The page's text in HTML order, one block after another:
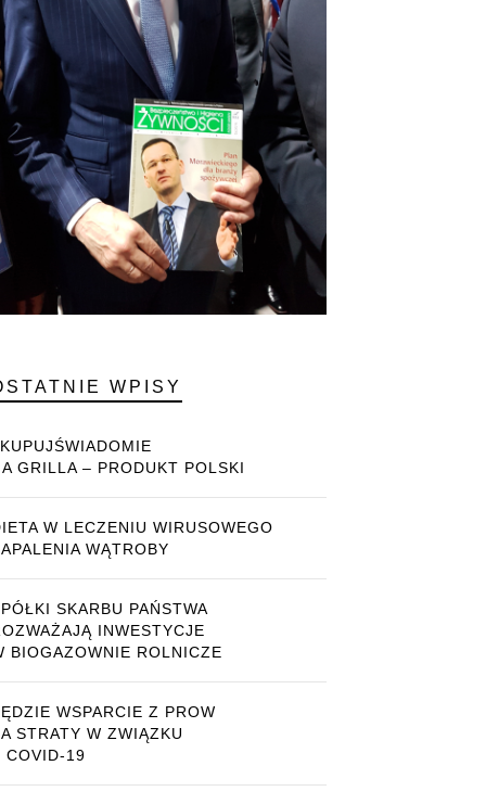
WPISY
GRILLA – PRODUKT POLSKI
W LECZENIU WIRUSOWEGO
WĄTROBY
SKARBU PAŃSTWA
INWESTYCJE
BIOGAZOWNIE ROLNICZE
WSPARCIE Z PROW
STRATY W ZWIĄZKU
COVID-19